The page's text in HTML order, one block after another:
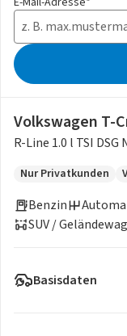
Volkswagen T-
R-Line
Nur Privatkunden
Benzin
SUV /
Basisdaten